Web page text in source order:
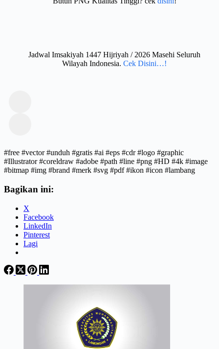
Jadwal Imsakiyah 1447 Hijriyah / 2026 Masehi Seluruh
Wilayah Indonesia. Cek Disini…!
#free #vector #unduh #gratis #ai #eps #cdr #logo #graphic
#Illustrator #coreldraw #adobe #path #line #png #HD #4k #image
#bitmap #img #brand #merk #svg #pdf #ikon #icon #lambang
Bagikan ini:
X
Facebook
LinkedIn
Pinterest
Lagi